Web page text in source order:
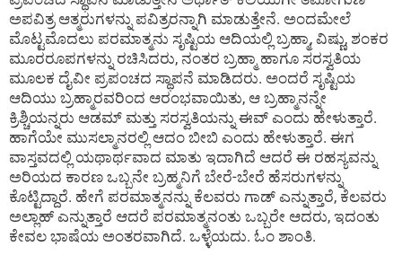
ಅಪವಿತ್ರ ಆತ್ಮರುಗಳನ್ನು ಪವಿತ್ರರನ್ನಾಗಿ ಮಾಡುತ್ತೇನೆ. ಅಂದಮೇಲೆ
ಮೊಟ್ಟಮೊದಲು ಪರಮಾತ್ಮನು ಸೃಷ್ಟಿಯ ಆದಿಯಲ್ಲಿ ಬ್ರಹ್ಮಾ, ವಿಷ್ಣು, ಶಂಕರ
ಮೂರರೂಪಗಳನ್ನು ರಚಿಸಿದರು, ನಂತರ ಬ್ರಹ್ಮಾ ಹಾಗೂ ಸರಸ್ವತಿಯ
ಮೂಲಕ ದೈವೀ ಪ್ರಪಂಚದ ಸ್ಥಾಪನೆ ಮಾಡಿದರು. ಅಂದರೆ ಸೃಷ್ಟಿಯ
ಆದಿಯು ಬ್ರಹ್ಮಾರವರಿಂದ ಆರಂಭವಾಯಿತು, ಆ ಬ್ರಹ್ಮಾನನ್ನೇ
ಕ್ರಿಶ್ಚಿಯನ್ನರು ಆಡಮ್ ಮತ್ತು ಸರಸ್ವತಿಯನ್ನು ಈವ್ ಎಂದು ಹೇಳುತ್ತಾರೆ.
ಹಾಗೆಯೇ ಮುಸಲ್ಮಾನರಲ್ಲಿ ಆದಂ ಬೀಬಿ ಎಂದು ಹೇಳುತ್ತಾರೆ. ಈಗ
ವಾಸ್ತವದಲ್ಲಿ ಯಥಾರ್ಥವಾದ ಮಾತು ಇದಾಗಿದೆ ಆದರೆ ಈ ರಹಸ್ಯವನ್ನು
ಅರಿಯದ ಕಾರಣ ಒಬ್ಬನೇ ಬ್ರಹ್ಮನಿಗೆ ಬೇರೆ-ಬೇರೆ ಹೆಸರುಗಳನ್ನು
ಕೊಟ್ಟಿದ್ದಾರೆ. ಹೇಗೆ ಪರಮಾತ್ಮನನ್ನು ಕೆಲವರು ಗಾಡ್ ಎನ್ನುತ್ತಾರೆ, ಕೆಲವರು
ಅಲ್ಲಾಹ್ ಎನ್ನುತ್ತಾರೆ ಆದರೆ ಪರಮಾತ್ಮನಂತು ಒಬ್ಬರೇ ಆದರು, ಇದಂತು
ಕೇವಲ ಭಾಷೆಯ ಅಂತರವಾಗಿದೆ. ಒಳ್ಳೆಯದು. ಓಂ ಶಾಂತಿ.